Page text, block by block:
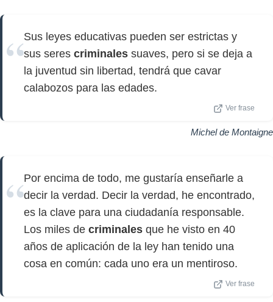
Sus leyes educativas pueden ser estrictas y
sus seres criminales suaves, pero si se deja a
la juventud sin libertad, tendrá que cavar
calabozos para las edades.
Ver frase
Michel de Montaigne
Por encima de todo, me gustaría enseñarle a
decir la verdad. Decir la verdad, he encontrado,
es la clave para una ciudadanía responsable.
Los miles de criminales que he visto en 40
años de aplicación de la ley han tenido una
cosa en común: cada uno era un mentiroso.
Ver frase